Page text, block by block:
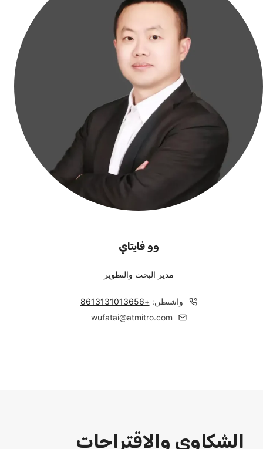
وو فايتاي
مدير البحث والتطوير
واشنطن: +
8613131013656
wufatai@atmitro.com
الشكاوى والاقتراحات